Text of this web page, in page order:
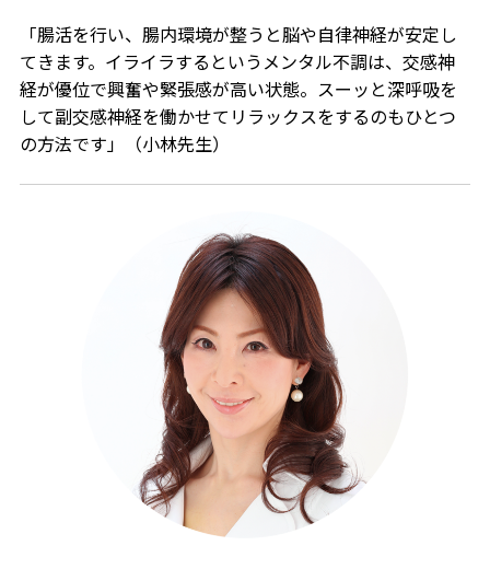
「腸活を行い、腸内環境が整うと脳や自律神経が安定し
てきます。イライラするというメンタル不調は、交感神
経が優位で興奮や緊張感が高い状態。スーッと深呼吸を
して副交感神経を働かせてリラックスをするのもひとつ
の方法です」（小林先生）